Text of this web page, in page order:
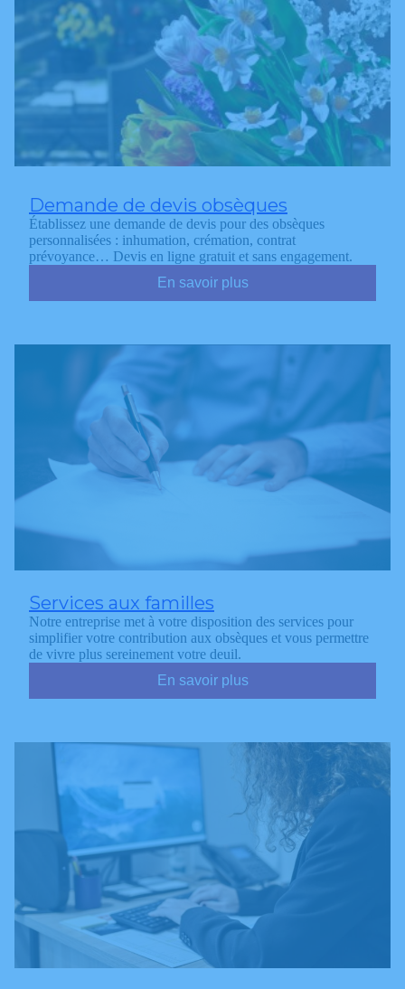
Demande de devis obsèques
Établissez une demande de devis pour des obsèques
personnalisées : inhumation, crémation, contrat
prévoyance… Devis en ligne gratuit et sans engagement.
En savoir plus
Services aux familles
Notre entreprise met à votre disposition des services pour
simplifier votre contribution aux obsèques et vous permettre
de vivre plus sereinement votre deuil.
En savoir plus